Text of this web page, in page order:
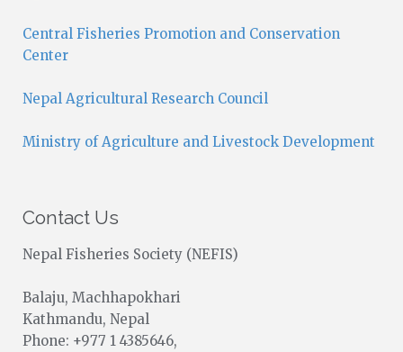
Central Fisheries Promotion and Conservation
Center
Nepal Agricultural Research Council
Ministry of Agriculture and Livestock Development
Contact Us
Nepal Fisheries Society (NEFIS)
Balaju, Machhapokhari
Kathmandu, Nepal
Phone: +977 1 4385646,